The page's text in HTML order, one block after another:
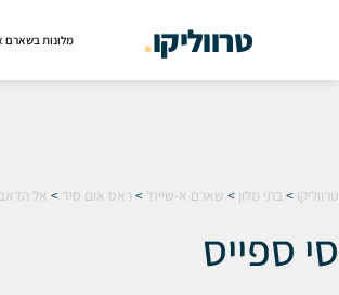
טרווליקו. מלונות בשארם
טרווליקו > בתי מלון > שארם א-שייח' > ראס אום סיד > אל
סי ספייס